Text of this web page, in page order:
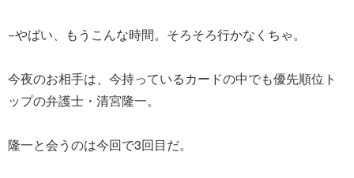
−やばい、もうこんな時間。そろそろ行かなくちゃ。
今夜のお相手は、今持っているカードの中でも優先順位ト
ップの弁護士・清宮隆一。
隆一と会うのは今回で3回目だ。